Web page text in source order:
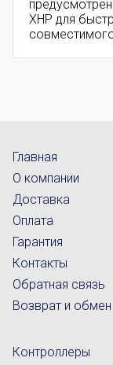
XHP для
Главная
О компании
Доставка
Оплата
Гарантия
Контакты
Обратная связь
Возврат и обмен
Контроллеры